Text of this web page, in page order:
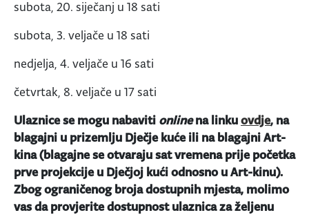
subota, 20. siječanj u 18 sati
subota, 3. veljače u 18 sati
nedjelja, 4. veljače u 16 sati
četvrtak, 8. veljače u 17 sati
Ulaznice se mogu nabaviti onlinena linkuovdje, na
blagajni u prizemlju Dječje kuće ili na blagajni Art-
kina (blagajne se otvaraju sat vremena prije početka
prve projekcije u Dječjoj kući odnosno u Art-kinu).
Zbog ograničenog broja dostupnih mjesta, molimo
vas da provjerite dostupnost ulaznica za željenu